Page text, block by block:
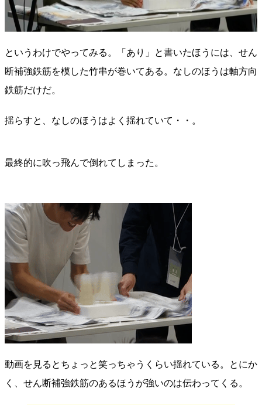
というわけでやってみる。「あり」と書いたほうには、せん
断補強鉄筋を模した竹串が巻いてある。なしのほうは軸方向
鉄筋だけだ。
揺らすと、なしのほうはよく揺れていて・・。
最終的に吹っ飛んで倒れてしまった。
動画を見るとちょっと笑っちゃうくらい揺れている。とにか
く、せん断補強鉄筋のあるほうが強いのは伝わってくる。